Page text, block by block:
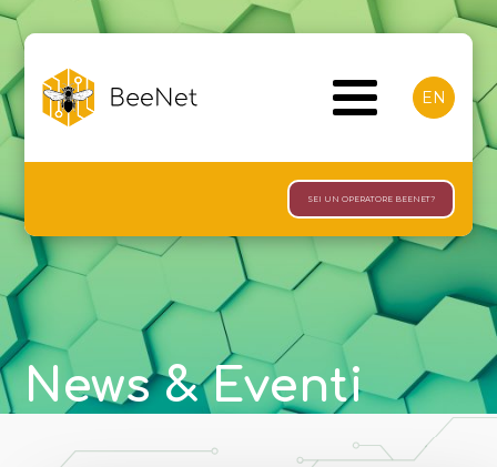
EN
SEI UN OPERATORE BEENET?
News & Eventi